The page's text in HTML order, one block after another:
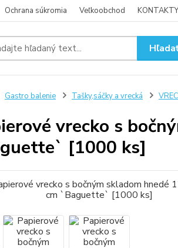
Ochrana súkromia Veľkoobchod KONTAKTY
Gastro balenie Tašky,sáčky a vrecká
vrecko s
[1000 ks]